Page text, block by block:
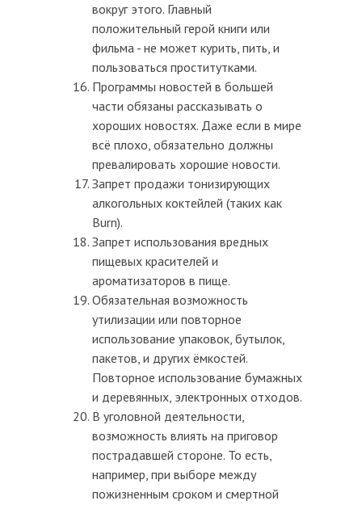
вокруг этого. Главный
положительный герой книги или
фильма - не может курить, пить, и
пользоваться проститутками.
Программы новостей в большей
части обязаны рассказывать о
хороших новостях. Даже если в мире
всё плохо, обязательно должны
превалировать хорошие новости.
Запрет продажи тонизирующих
алкогольных коктейлей (таких как
Burn).
Запрет использования вредных
пищевых красителей и
ароматизаторов в пище.
Обязательная возможность
утилизации или повторное
использование упаковок, бутылок,
пакетов, и других ёмкостей.
Повторное использование бумажных
и деревянных, электронных отходов.
В уголовной деятельности,
возможность влиять на приговор
пострадавшей стороне. То есть,
например, при выборе между
пожизненным сроком и смертной